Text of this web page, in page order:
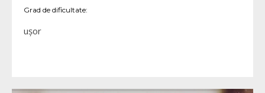
Grad de dificultate:
ușor